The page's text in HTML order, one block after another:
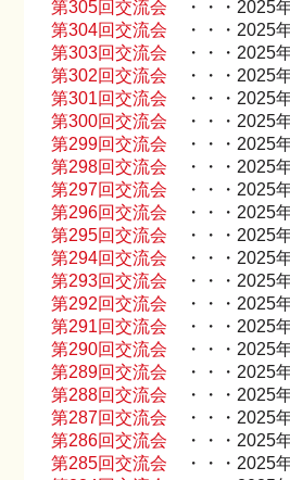
第305回交流会 ・・・2025
第304回交流会 ・・・2025
第303回交流会 ・・・2025
第302回交流会 ・・・2025
第301回交流会 ・・・2025
第300回交流会 ・・・2025
第299回交流会 ・・・2025
第298回交流会 ・・・2025
第297回交流会 ・・・2025
第296回交流会 ・・・2025
第295回交流会 ・・・2025
第294回交流会 ・・・2025
第293回交流会 ・・・2025
第292回交流会 ・・・2025
第291回交流会 ・・・2025
第290回交流会 ・・・2025
第289回交流会 ・・・2025
第288回交流会 ・・・2025
第287回交流会 ・・・2025
第286回交流会 ・・・2025
第285回交流会 ・・・2025